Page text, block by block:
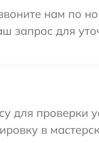
нам по
запрос для
для проверки
в